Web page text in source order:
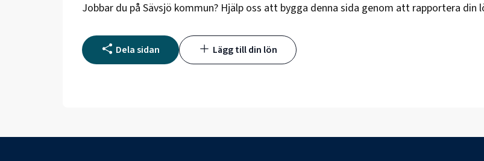
Jobbar du på Sävsjö kommun? Hjälp oss att bygga denna sida genom att rapportera din
Dela sidan Lägg till din lön